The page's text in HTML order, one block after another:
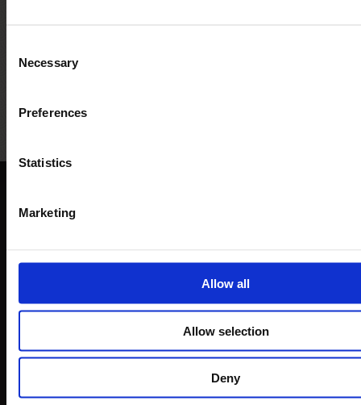
Selection
Necessary
Preferences
Statistics
Marketing
Allow all
Allow selection
Deny
reception@campeggioetruria.net
+39 0564 933 483